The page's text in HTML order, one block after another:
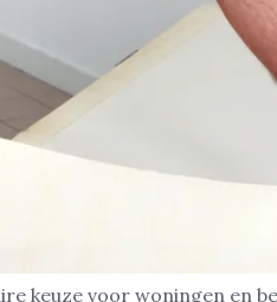
keuze voor woningen en